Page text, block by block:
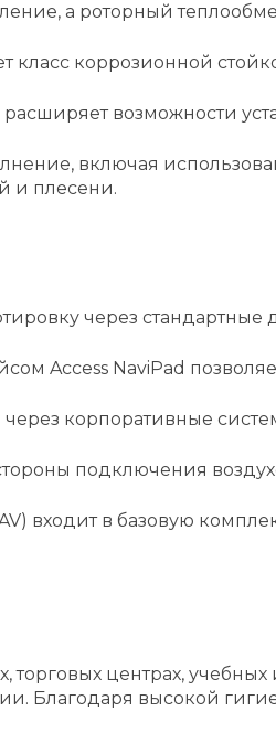
а роторный
коррозионной
возможности
включая
и плесени.
через
Access NaviPad
корпоративные
подключения
входит в базовую
торговых центрах,
Благодаря высокой